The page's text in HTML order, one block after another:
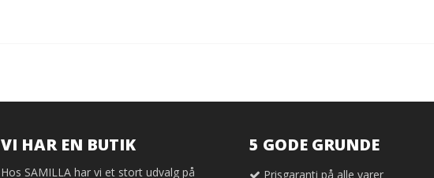
VI HAR EN BUTIK
Hos SAMILLA har vi et stort udvalg på
5 GODE GRUNDE
Prisgaranti på alle varer